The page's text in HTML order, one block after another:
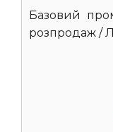
Базовий
розпродаж /